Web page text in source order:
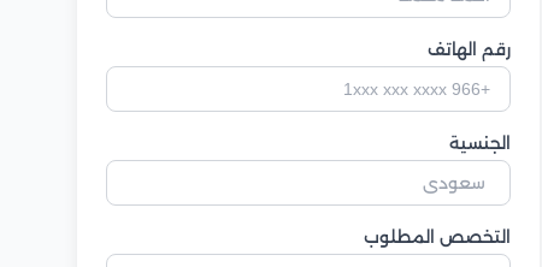
رقم الهاتف
الجنسية
التخصص المطلوب